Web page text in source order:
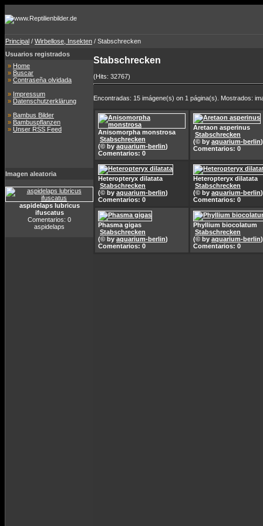
Principal / Wirbellose, Insekten / Stabschrecken
Usuarios registrados
» Home
» Buscar
» Contraseña olvidada
» Impressum
» Datenschutzerklärung
» Bambus Bilder
» Bambuspflanzen
» Unser RSS Feed
Imagen aleatoria
aspidelaps lubricus
ifuscatus
Comentarios: 0
aspidelaps
Stabschrecken
(Hits: 32767)
Encontradas: 15 imágene(s) on 1 página(s). Mostrados:
Anisomorpha monstrosa
Stabschrecken
(© by aquarium-berlin)
Comentarios: 0
Aretaon asperinus
Stabschrecken
(© by aquarium-berlin)
Comentarios: 0
Heteropteryx dilatata
Stabschrecken
(© by aquarium-berlin)
Comentarios: 0
Heteropteryx dilatata
Stabschrecken
(© by aquarium-berlin)
Comentarios: 0
Phasma gigas
Stabschrecken
(© by aquarium-berlin)
Comentarios: 0
Phyllium biocolatum
Stabschrecken
(© by aquarium-berlin)
Comentarios: 0